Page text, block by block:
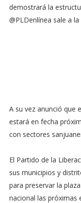
demostrará la
@PLDenlínea sale a
A su vez anunció que
estará en fecha
con sectores
El Partido de la
sus municipios y
para preservar la
nacional las próximas